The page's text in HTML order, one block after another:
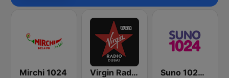
Mirchi 1024 Virgin Radio Dubai (UAE Only) Suno 1024 FM